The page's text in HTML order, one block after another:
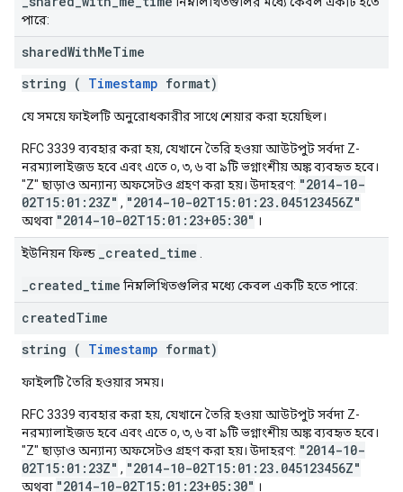
পারে:
sharedWithMeTime
string ( Timestamp format)
যে সময়ে ফাইলটি অনুরোধকারীর সাথে শেয়ার করা হয়েছিল।
RFC 3339 ব্যবহার করা হয়, যেখানে তৈরি হওয়া আউটপুট সর্বদা Z-
নরম্যালাইজড হবে এবং এতে ০, ৩, ৬ বা ৯টি ভগ্নাংশীয় অঙ্ক ব্যবহৃত হবে।
"Z" ছাড়াও অন্যান্য অফসেটও গ্রহণ করা হয়। উদাহরণ: "2014-10-
02T15:01:23Z" , "2014-10-02T15:01:23.045123456Z"
অথবা "2014-10-02T15:01:23+05:30" ।
ইউনিয়ন ফিল্ড _created_time
_created_time নিম্নলিখিতগুলির মধ্যে কেবল একটি হতে পারে:
createdTime
string ( Timestamp format)
ফাইলটি তৈরি হওয়ার সময়।
RFC 3339 ব্যবহার করা হয়, যেখানে তৈরি হওয়া আউটপুট সর্বদা Z-
নরম্যালাইজড হবে এবং এতে ০, ৩, ৬ বা ৯টি ভগ্নাংশীয় অঙ্ক ব্যবহৃত হবে।
"Z" ছাড়াও অন্যান্য অফসেটও গ্রহণ করা হয়। উদাহরণ: "2014-10-
02T15:01:23Z" , "2014-10-02T15:01:23.045123456Z"
অথবা "2014-10-02T15:01:23+05:30" ।